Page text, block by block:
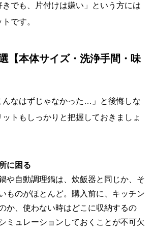
でも、片付けは嫌い」という方には
です。
【本体サイズ・洗浄手間・味
んなはずじゃなかった…」と後悔しな
トもしっかりと把握しておきましょ
に困る
や自動調理鍋は、炊飯器と同じか、そ
ものがほとんど。購入前に、キッチン
か、使わない時はどこに収納するの
ミュレーションしておくことが不可欠